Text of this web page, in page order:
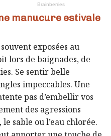
manucure estivale
exposées au
lors de baignades, de
Se sentir belle
impeccables. Une
pas d’embellir vos
des agressions
sable ou l’eau chlorée.